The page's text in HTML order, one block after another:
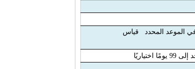
الموعد المحدد قياس